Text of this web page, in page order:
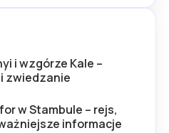
i wzgórze Kale –
zwiedzanie
w Stambule – rejs,
informacje